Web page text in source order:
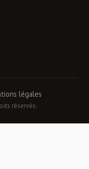
légales
réservés.